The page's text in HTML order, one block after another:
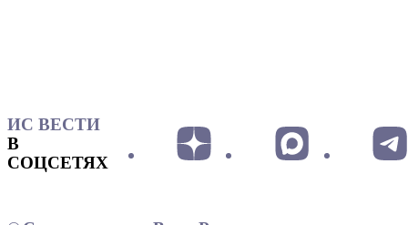
ИС ВЕСТИ
В
СОЦСЕТЯХ